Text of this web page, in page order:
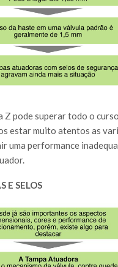
Z pode superar todo o
estar muito atentos as
uma performance
E SELOS